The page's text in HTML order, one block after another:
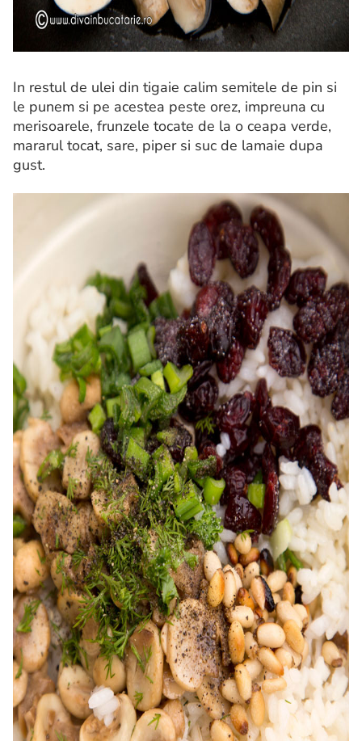
In restul de ulei din tigaie calim semitele de pin si
le punem si pe acestea peste orez, impreuna cu
merisoarele, frunzele tocate de la o ceapa verde,
mararul tocat, sare, piper si suc de lamaie dupa
gust.